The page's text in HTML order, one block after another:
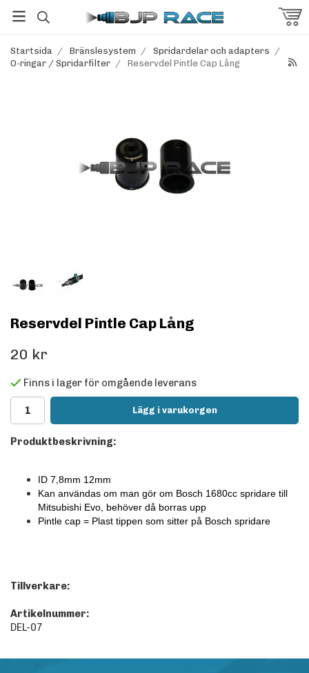
Startsida / Bränslesystem / Spridardelar och adapters /
O-ringar / Spridarfilter / Reservdel Pintle Cap Lång
Reservdel Pintle Cap Lång
20 kr
Finns i lager för omgående leverans
Lägg i varukorgen
Produktbeskrivning:
ID 7,8mm 12mm
Kan användas om man gör om Bosch 1680cc spridare till
Mitsubishi Evo, behöver då borras upp
Pintle cap = Plast tippen som sitter på Bosch spridare
Tillverkare:
Artikelnummer:
DEL-07